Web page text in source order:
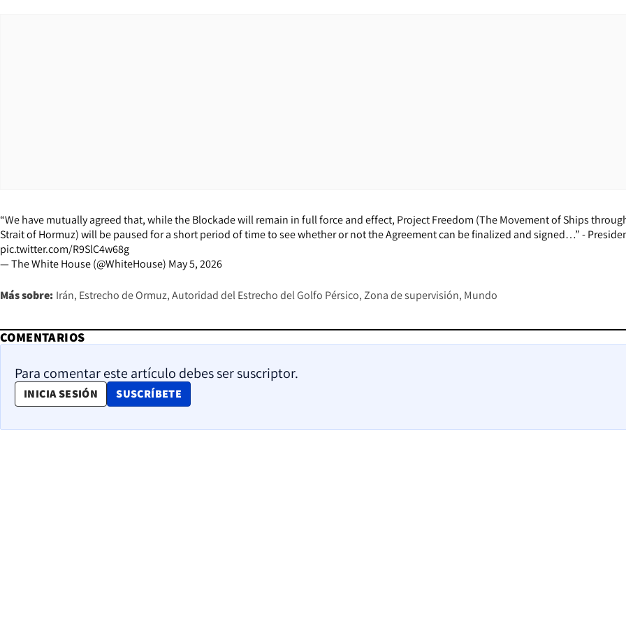
“We have mutually agreed that, while the Blockade will remain in full force and effect, Project Freedom (The Movement of Ships
Strait of Hormuz) will be paused for a short period of time to see whether or not the Agreement can be finalized and signed…” -
pic.twitter.com/R9SlC4w68g
— The White House (@WhiteHouse) May 5, 2026
Más sobre: Irán Estrecho de Ormuz Autoridad del Estrecho del Golfo Pérsico Zona de supervisión Mundo
COMENTARIOS
Para comentar este artículo debes ser suscriptor.
INICIA SESIÓN SUSCRÍBETE
OPENS IN NEW WINDOW